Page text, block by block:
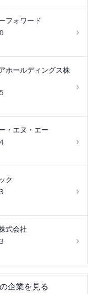
フォワード
›
ホールディングス株
›
・エヌ・エー
›
ク
›
式会社
›
企業を見る